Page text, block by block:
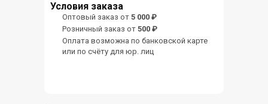
Условия заказа
Оптовый заказ от 5 000 ₽
Розничный заказ от 500 ₽
Оплата возможна по банковской карте
или по счёту для юр. лиц